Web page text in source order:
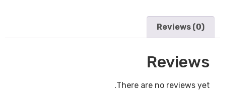
Reviews (0)
Reviews
There are no reviews yet.